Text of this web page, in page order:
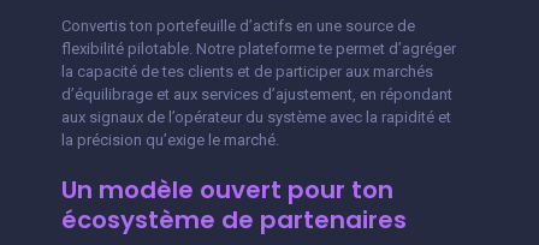
Convertis ton portefeuille d’actifs en une source de
flexibilité pilotable. Notre plateforme te permet d’agréger
la capacité de tes clients et de participer aux marchés
d’équilibrage et aux services d’ajustement, en répondant
aux signaux de l’opérateur du système avec la rapidité et
la précision qu’exige le marché.
Un modèle ouvert pour ton
écosystème de partenaires